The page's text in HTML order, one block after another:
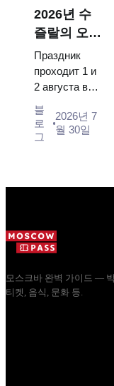
capsules and
120 pieces of
flight...
2026년 수
즐랄의 오이
데이: 티켓,
일정 및 모
스크바에서
가는 방법
Праздник
проходит 1 и
2 августа в
деревянного
зодчества.
через
Владими...
블
로
그
2026년 7
월 30일
모스크바 완벽 가이드 —
티켓, 음식, 문화 등.